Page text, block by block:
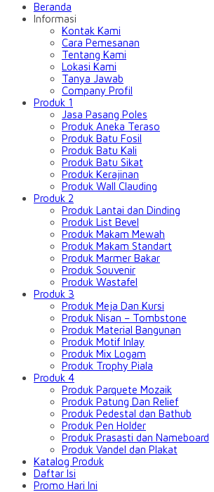
Beranda
Informasi
Kontak Kami
Cara Pemesanan
Tentang Kami
Lokasi Kami
Tanya Jawab
Company Profil
Produk 1
Jasa Pasang Poles
Produk Aneka Teraso
Produk Batu Fosil
Produk Batu Kali
Produk Batu Sikat
Produk Kerajinan
Produk Wall Clauding
Produk 2
Produk Lantai dan Dinding
Produk List Bevel
Produk Makam Mewah
Produk Makam Standart
Produk Marmer Bakar
Produk Souvenir
Produk Wastafel
Produk 3
Produk Meja Dan Kursi
Produk Nisan – Tombstone
Produk Material Bangunan
Produk Motif Inlay
Produk Mix Logam
Produk Trophy Piala
Produk 4
Produk Parquete Mozaik
Produk Patung Dan Relief
Produk Pedestal dan Bathub
Produk Pen Holder
Produk Prasasti dan Nameboard
Produk Vandel dan Plakat
Katalog Produk
Daftar Isi
Promo Hari Ini